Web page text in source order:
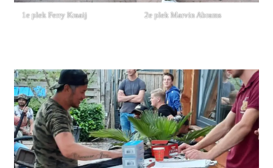
1e plek Ferry Kraaij 2e plek Marvin Abrams